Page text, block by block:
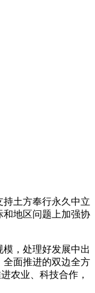
土方奉行永久中立
和地区问题上加强协
，处理好发展中出
全面推进的双边全方
农业、科技合作，